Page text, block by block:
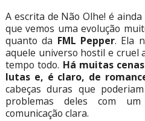
A escrita de Não Olhe! é
que vemos uma evolução
quanto da FML Pepper. Ela
aquele universo hostil e cruel
tempo todo. Há muitas
lutas e, é claro, de
cabeças duras que
problemas deles com
comunicação clara.